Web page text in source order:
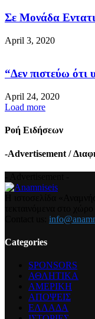
Σε Μονάδα
April 3, 2020
“Δεν πιστεύω ότι
April 24, 2020
Load more
Ροή Ειδήσεων
-Advertisement /
Categories
SPONSORS
ΑΘΛΗΤΙΚΑ
ΑΜΕΡΙΚΗ
ΑΠΟΨΕΙΣ
ΕΛΛΑΔΑ